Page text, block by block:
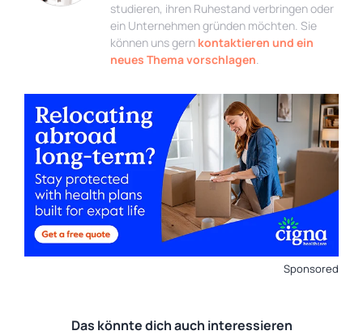
studieren, ihren Ruhestand verbringen oder
ein Unternehmen gründen möchten. Sie
können uns gern kontaktieren und ein
neues Thema vorschlagen.
Sponsored
Das könnte dich auch interessieren